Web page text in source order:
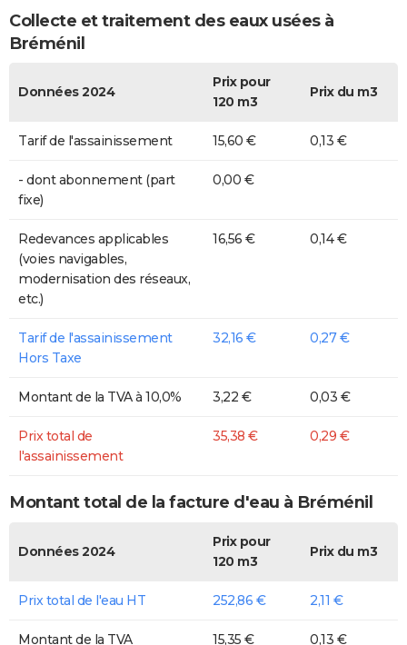
Collecte et traitement des eaux usées à
Bréménil
Données 2024
Prix pour
120 m3
Prix du m3
Tarif de l'assainissement 15,60 € 0,13 €
- dont abonnement (part
fixe)
0,00 €
Redevances applicables
(voies navigables,
modernisation des réseaux,
etc.)
16,56 € 0,14 €
Tarif de l'assainissement
Hors Taxe
32,16 € 0,27 €
Montant de la TVA à 10,0% 3,22 € 0,03 €
Prix total de
l'assainissement
35,38 € 0,29 €
Montant total de la facture d'eau à Bréménil
Données 2024
Prix pour
120 m3
Prix du m3
Prix total de l'eau HT 252,86 € 2,11 €
Montant de la TVA 15,35 € 0,13 €